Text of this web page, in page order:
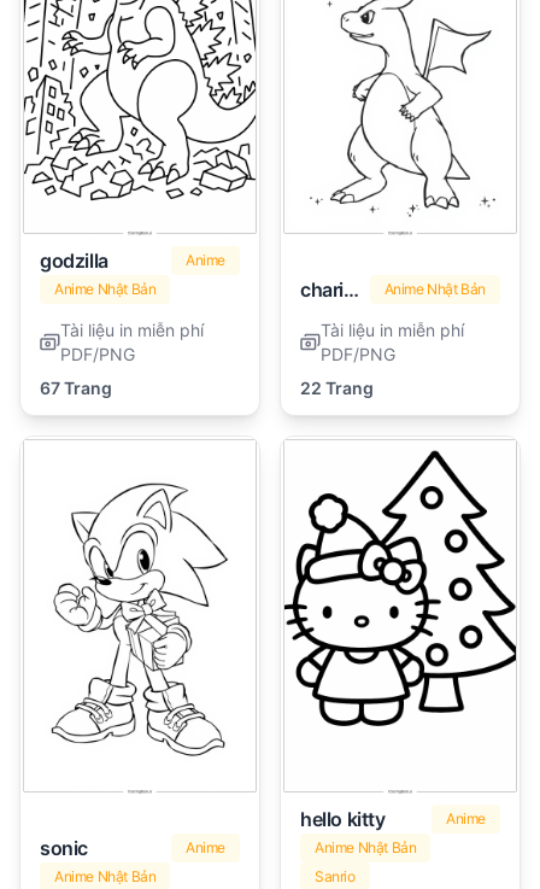
godzilla
Anime
Anime Nhật Bản
Tài liệu in miễn phí
PDF/PNG
67 Trang
charizard Anime Nhật Bản
Tài liệu in miễn phí
PDF/PNG
22 Trang
sonic
Anime
Anime Nhật Bản
hello kitty
Anime
Anime Nhật Bản
Sanrio